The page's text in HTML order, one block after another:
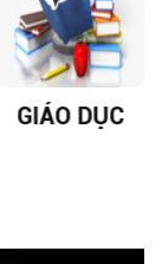
GIÁO DỤC